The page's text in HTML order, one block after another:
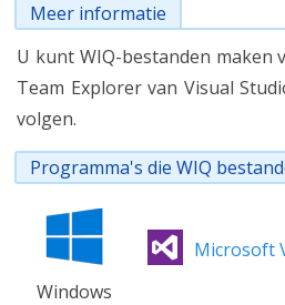
Meer informatie
U kunt WIQ-bestanden maken
Team Explorer van Visual
volgen.
Programma's die WIQ
Windows
Microsoft